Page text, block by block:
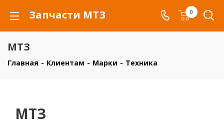
Запчасти МТЗ 0
МТЗ
Главная - Клиентам - Марки - Техника
МТЗ